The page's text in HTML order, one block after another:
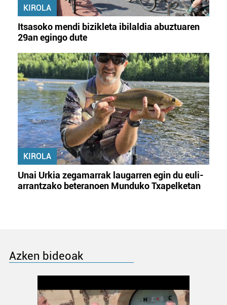
KIROLA
Itsasoko mendi bizikleta ibilaldia abuztuaren
29an egingo dute
KIROLA
Unai Urkia zegamarrak laugarren egin du euli-
arrantzako beteranoen Munduko Txapelketan
Azken bideoak